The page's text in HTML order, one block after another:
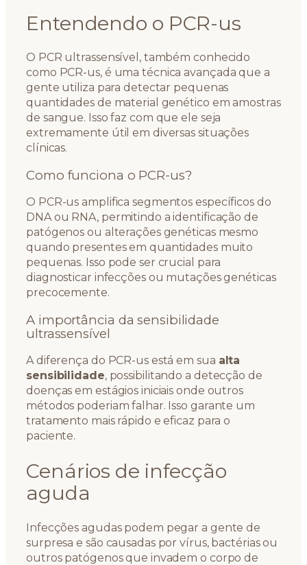
Entendendo o PCR-us
O PCR ultrassensível, também conhecido
como PCR-us, é uma técnica avançada que a
gente utiliza para detectar pequenas
quantidades de material genético em amostras
de sangue. Isso faz com que ele seja
extremamente útil em diversas situações
clínicas.
Como funciona o PCR-us?
O PCR-us amplifica segmentos específicos do
DNA ou RNA, permitindo a identificação de
patógenos ou alterações genéticas mesmo
quando presentes em quantidades muito
pequenas. Isso pode ser crucial para
diagnosticar infecções ou mutações genéticas
precocemente.
A importância da sensibilidade
ultrassensível
A diferença do PCR-us está em sua alta
sensibilidade, possibilitando a detecção de
doenças em estágios iniciais onde outros
métodos poderiam falhar. Isso garante um
tratamento mais rápido e eficaz para o
paciente.
Cenários de infecção
aguda
Infecções agudas podem pegar a gente de
surpresa e são causadas por vírus, bactérias ou
outros patógenos que invadem o corpo de